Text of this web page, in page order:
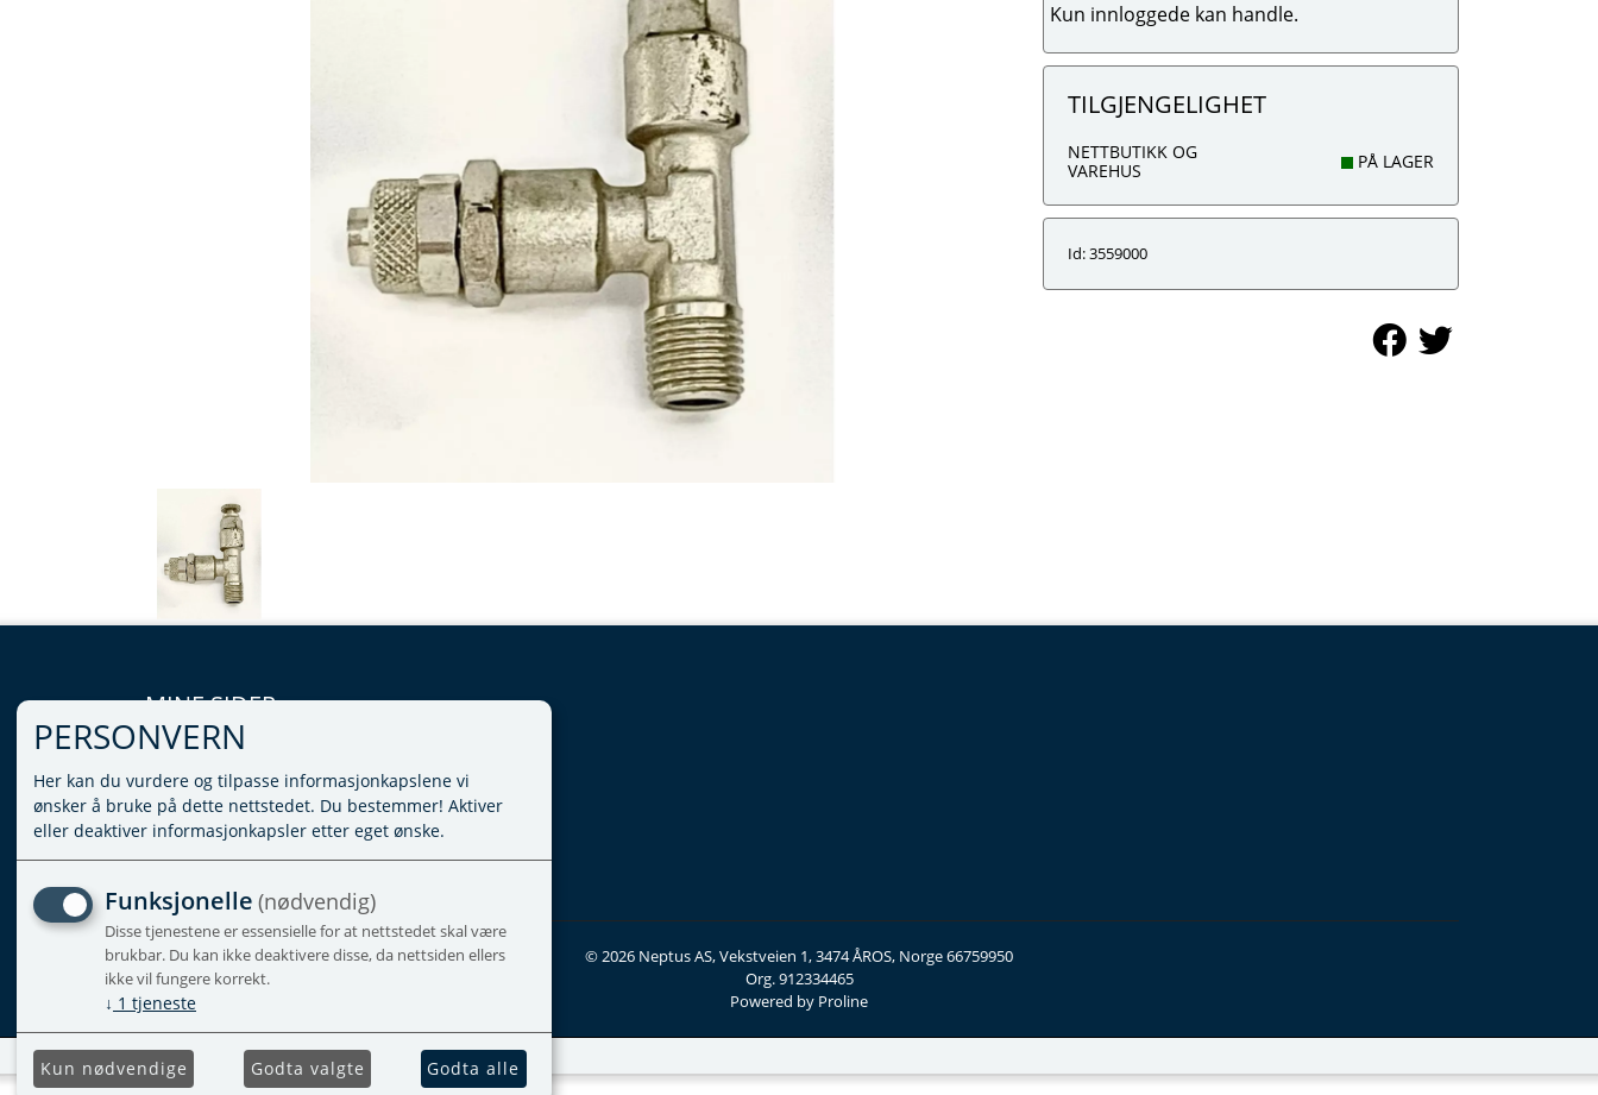
Kun innloggede kan handle.
TILGJENGELIGHET
NETTBUTIKK OG
VAREHUS
PÅ LAGER
Id: 3559000
MINE SIDER
LOGG INN
VILKÅR
PERSONVERNERKLÆRING
ADMINISTRER COOKIES
© 2026 Neptus AS, Vekstveien 1, 3474 ÅROS, Norge 66759950
Org. 912334465
Powered by Proline
PERSONVERN
Her kan du vurdere og tilpasse informasjonkapslene vi
ønsker å bruke på dette nettstedet. Du bestemmer! Aktiver
eller deaktiver informasjonkapsler etter eget ønske.
Funksjonelle (nødvendig)
Disse tjenestene er essensielle for at nettstedet skal være
brukbar. Du kan ikke deaktivere disse, da nettsiden ellers
ikke vil fungere korrekt.
↓ 1 tjeneste
Kun nødvendige Godta valgte Godta alle